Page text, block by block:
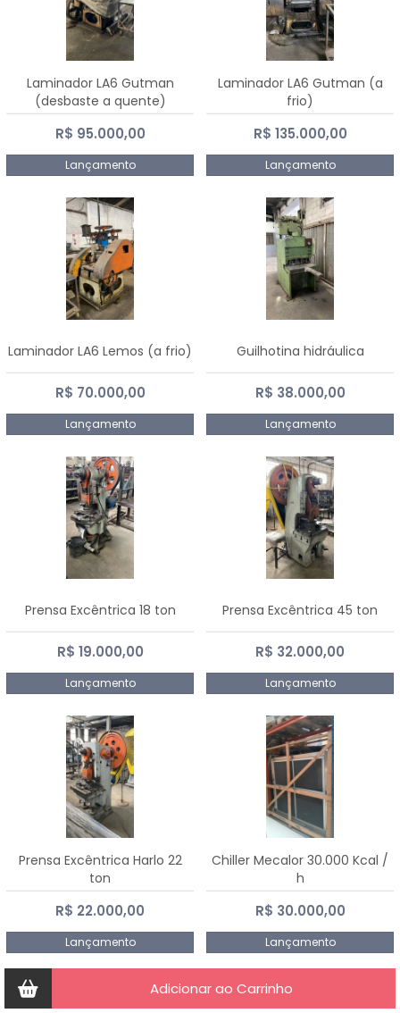
Laminador LA6 Gutman
(desbaste a quente)
R$ 95.000,00
Lançamento
Laminador LA6 Gutman (a
frio)
R$ 135.000,00
Lançamento
Laminador LA6 Lemos (a frio)
R$ 70.000,00
Lançamento
Guilhotina hidráulica
R$ 38.000,00
Lançamento
Prensa Excêntrica 18 ton
R$ 19.000,00
Lançamento
Prensa Excêntrica 45 ton
R$ 32.000,00
Lançamento
Prensa Excêntrica Harlo 22
ton
R$ 22.000,00
Lançamento
Chiller Mecalor 30.000 Kcal /
h
R$ 30.000,00
Lançamento
Adicionar ao Carrinho